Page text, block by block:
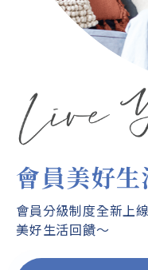
會員美好
會員分級制度全新上
美好生活回饋～